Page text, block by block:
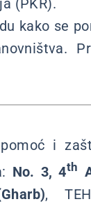
(PKR).
kako se
i
No. 3, 4th
,